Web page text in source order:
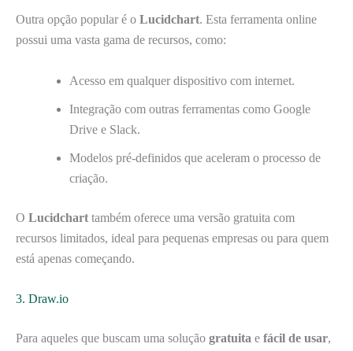
Outra opção popular é o Lucidchart. Esta ferramenta online
possui uma vasta gama de recursos, como:
Acesso em qualquer dispositivo com internet.
Integração com outras ferramentas como Google
Drive e Slack.
Modelos pré-definidos que aceleram o processo de
criação.
O Lucidchart também oferece uma versão gratuita com
recursos limitados, ideal para pequenas empresas ou para quem
está apenas começando.
3. Draw.io
Para aqueles que buscam uma solução gratuita e fácil de usar,